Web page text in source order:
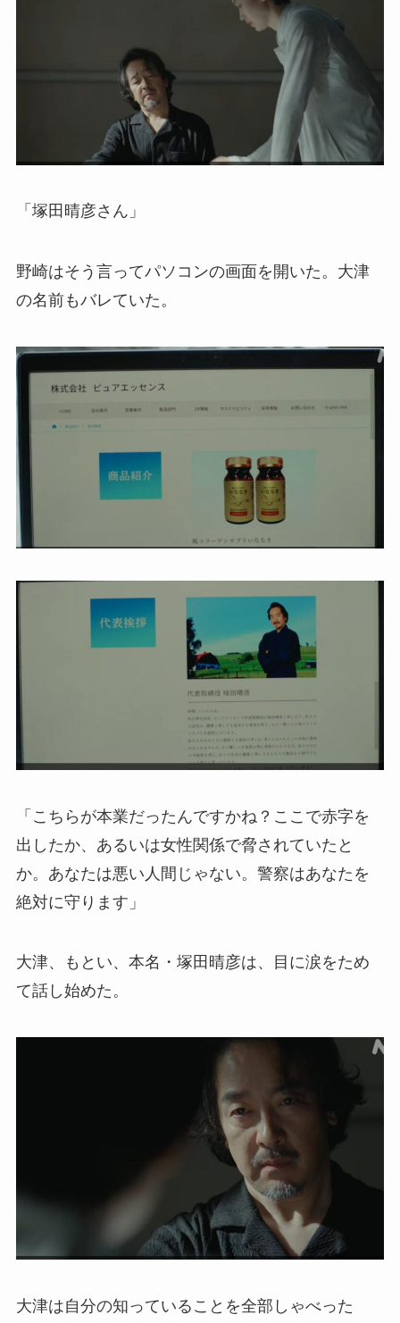
「塚田晴彦さん」
野崎はそう言ってパソコンの画面を開いた。大津
の名前もバレていた。
「こちらが本業だったんですかね？ここで赤字を
出したか、あるいは女性関係で脅されていたと
か。あなたは悪い人間じゃない。警察はあなたを
絶対に守ります」
大津、もとい、本名・塚田晴彦は、目に涙をため
て話し始めた。
大津は自分の知っていることを全部しゃべった